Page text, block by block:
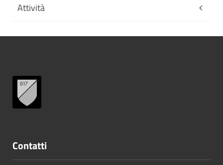
Attività
Contatti